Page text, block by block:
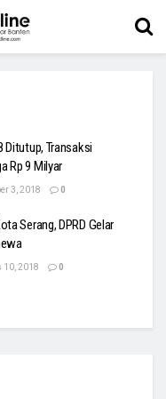
Ditutup, Transaksi
Rp 9 Milyar
3, 2018 0
Serang, DPRD Gelar
10, 2018 0